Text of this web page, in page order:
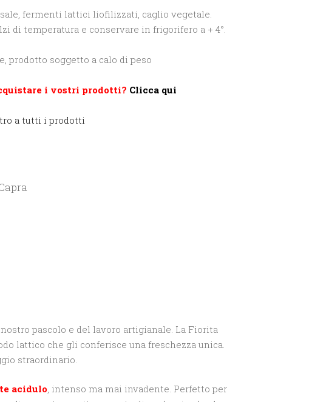
sale, fermenti lattici liofilizzati, caglio vegetale.
di temperatura e conservare in frigorifero a + 4°.
prodotto soggetto a calo di peso
i vostri prodotti? Clicca qui
a tutti i prodotti
pascolo e del lavoro artigianale. La Fiorita
lattico che gli conferisce una freschezza unica.
straordinario.
acidulo, intenso ma mai invadente. Perfetto per